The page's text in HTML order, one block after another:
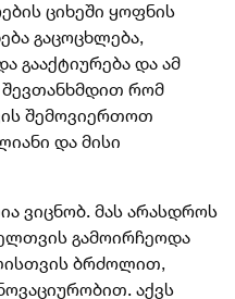
ციხეში ყოფნის
გაცოცხლება,
გააქტიურება და ამ
რომ
შემოვიერთოთ
და მისი
ვიცნობ. მას არასდროს
გამოირჩეოდა
ბრძოლით,
აქვს